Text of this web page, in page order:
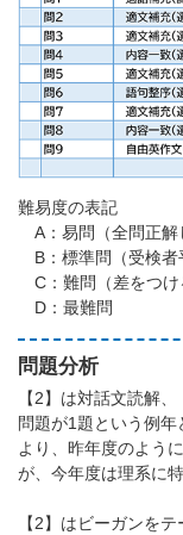
難易度の表記
A：易問（全問正解
B：標準問（受検者
C：難問（差をつけ
D：最難問
問題分析
【2】は対話文読解
問題が1題という例
より、昨年度のよう
が、今年度は理系に
【2】はビーガンを